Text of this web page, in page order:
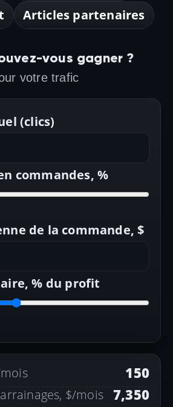
Articles partenaires
vous gagner ?
votre trafic
(clics)
commandes, %
de la commande, $
% du profit
150
$/mois 7,350